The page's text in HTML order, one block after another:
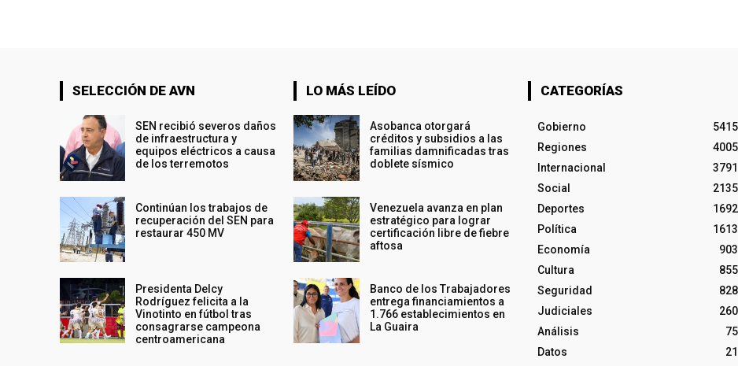
SELECCIÓN DE AVN
SEN recibió severos daños
de infraestructura y
equipos eléctricos a causa
de los terremotos
Continúan los trabajos de
recuperación del SEN para
restaurar 450 MV
Presidenta Delcy
Rodríguez felicita a la
Vinotinto en fútbol tras
consagrarse campeona
centroamericana
LO MÁS LEÍDO
Asobanca otorgará
créditos y subsidios a las
familias damnificadas tras
doblete sísmico
Venezuela avanza en plan
estratégico para lograr
certificación libre de fiebre
aftosa
Banco de los Trabajadores
entrega financiamientos a
1.766 establecimientos en
La Guaira
CATEGORÍAS
Gobierno
5415
Regiones
4005
Internacional
3791
Social
2135
Deportes
1692
Política
1613
Economía
903
Cultura
855
Seguridad
828
Judiciales
260
Análisis
75
Datos
21